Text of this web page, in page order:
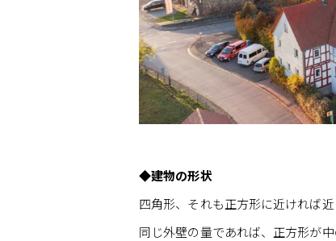
◆建物の形状
四角形、それも正方形に近ければ
同じ外壁の量であれば、正方形が